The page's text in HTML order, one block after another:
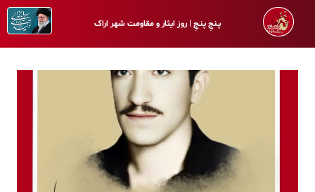
پـنجِ پنـجِ | روز ایثار و مقاومت شهر اراک